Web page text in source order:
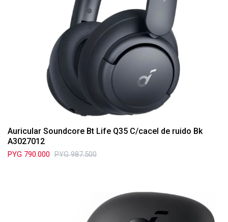
Auricular Soundcore Bt Life Q35 C/cacel de ruido Bk
A3027012
PYG 790.000 PYG 987.500